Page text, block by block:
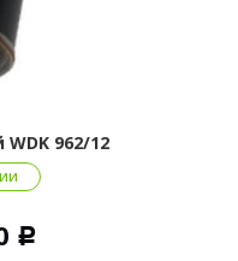
962/12
Р